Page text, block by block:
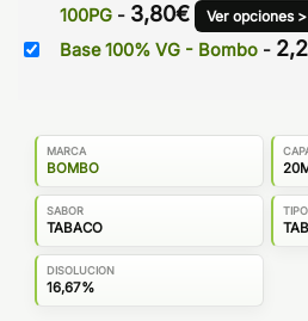
100PG - 3,80€ Ver opciones >
Base 100% VG - Bombo -
MARCA
BOMBO
SABOR
TABACO
DISOLUCION
16,67%